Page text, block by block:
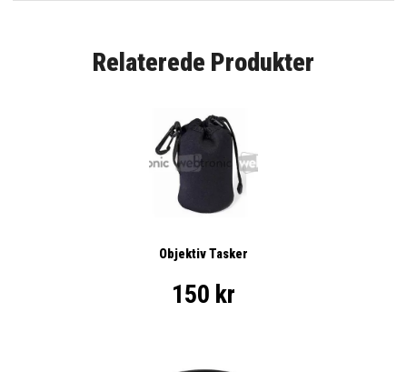
Relaterede Produkter
Objektiv Tasker
150 kr